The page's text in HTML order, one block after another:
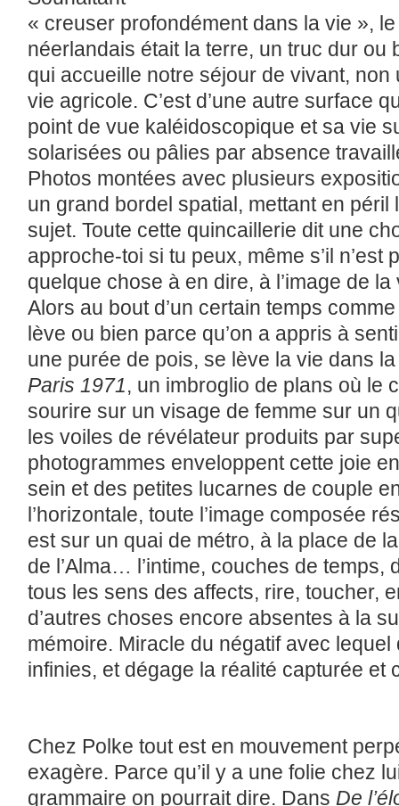
« creuser profondément dans la vie »,
néerlandais était la terre, un truc dur ou
qui accueille notre séjour de vivant, non
vie agricole. C’est d’une autre surface
point de vue kaléidoscopique et sa vie
solarisées ou pâlies par absence
Photos montées avec plusieurs
un grand bordel spatial, mettant en
sujet. Toute cette quincaillerie dit une
approche-toi si tu peux, même s’il n’est
quelque chose à en dire, à l’image de
Alors au bout d’un certain temps
lève ou bien parce qu’on a appris à
une purée de pois, se lève la vie dans la
Paris 1971, un imbroglio de plans où le
sourire sur un visage de femme sur un
les voiles de révélateur produits par
photogrammes enveloppent cette joie
sein et des petites lucarnes de couple
l’horizontale, toute l’image composée
est sur un quai de métro, à la place de
de l’Alma… l’intime, couches de temps,
tous les sens des affects, rire, toucher,
d’autres choses encore absentes à la
mémoire. Miracle du négatif avec
infinies, et dégage la réalité capturée et
Chez Polke tout est en mouvement
exagère. Parce qu’il y a une folie chez
grammaire on pourrait dire. Dans De